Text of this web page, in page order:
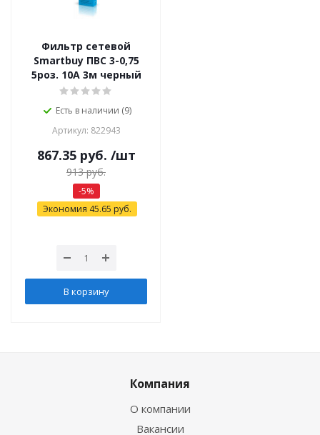
Фильтр сетевой
Smartbuy ПВС 3-0,75
5роз. 10А 3м черный
Есть в наличии (9)
Артикул: 822943
867.35руб. /шт
913руб.
-5%
Экономия 45.65 руб.
В корзину
Компания
О компании
Вакансии